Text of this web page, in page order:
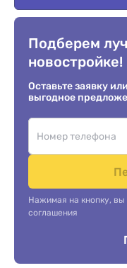
Подберем
новостройке!
Оставьте заявку или
выгодное
Нажимая на кнопку, вы
соглашения